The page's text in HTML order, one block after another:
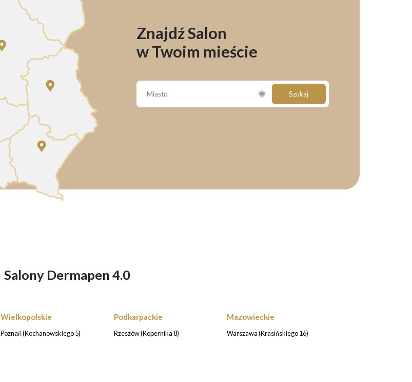
Znajdź Salon
w Twoim mieście
Szukaj
Salony Dermapen 4.0
Wielkopolskie
Poznań (Kochanowskiego 5)
Podkarpackie
Rzeszów (Kopernika 8)
Mazowieckie
Warszawa (Krasińskiego 16)